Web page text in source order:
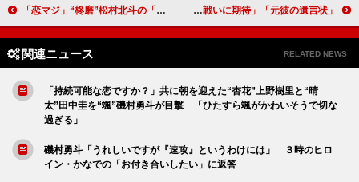
「恋マジ」“柊磨”松村北斗の「帰れ」にネット騒然 「彼氏に言われたくない言葉ナンバーワン」 「元彼の遺言状」強盗殺人事件の犯人は「村民全員が怪しい？」 “麗子”綾瀬はるかと“篠田”大泉洋の「最後の戦いに期待」
関連ニュース RELATED NEWS
「持続可能な恋ですか？」共に朝を迎えた“杏花”上野樹里と“晴
太”田中圭を“颯”磯村勇斗が目撃 「ひたすら颯がかわいそうで切な
過ぎる」
磯村勇斗「うれしいですが『速攻』というわけには」 ３時のヒロ
イン・かなでの「お付き合いしたい」に返答